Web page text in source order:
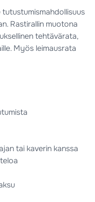
Rastirallin muotona
tehtävärata,
Myös leimausrata
tai kaverin kanssa